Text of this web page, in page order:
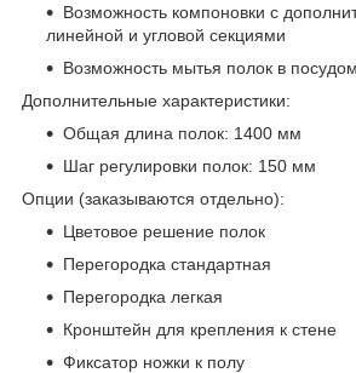
Возможность компоновки с
линейной и угловой секциями
Возможность мытья полок в
Дополнительные характеристики:
Общая длина полок: 1400 мм
Шаг регулировки полок: 150 мм
Опции (заказываются отдельно):
Цветовое решение полок
Перегородка стандартная
Перегородка легкая
Кронштейн для крепления к стене
Фиксатор ножки к полу